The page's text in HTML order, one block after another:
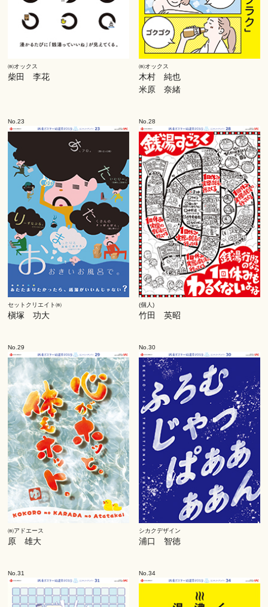
㈱オックス
柴田 李花
㈱オックス
木村 純也
米原 奈緒
No.23
セットクリエイト㈱
槇塚 功大
No.28
(個人)
竹田 英昭
No.29
㈱アドエース
原 雄大
No.30
シカクデザイン
浦口 智徳
No.31 No.34